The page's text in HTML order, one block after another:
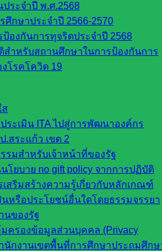
ระจำปี พ.ศ.2568
กษาประจำปี 2566-2570
องกันการทุจริตประจำปี 2568
ำหรับสถานศึกษาในการป้องกันการ
โรคโควิด 19
ส
ระเมิน ITA ไปสู่การพัฒนาองค์กร
.สระแก้ว เขต 2
รมสำหรับเจ้าหน้าที่ของรัฐ
โยบาย no gift policy จากการปฏิบัติ
สริมสร้างความรู้เกี่ยวกับหลักเกณฑ์
หรือประโยชน์อื่นใดโดยธรรมจรรยา
นของรัฐ
ครองข้อมูลส่วนบุคคล (Privacy
นักงานเขตพื้นที่การศึกษาประถมศึกษ
รศึกษา